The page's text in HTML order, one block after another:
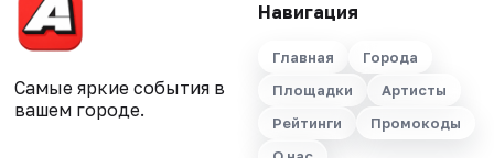
Самые яркие события в
вашем городе.
Навигация
Главная
Города
Площадки
Артисты
Рейтинги
Промокоды